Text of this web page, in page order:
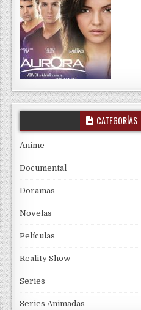
CATEGORÍAS
Anime
Documental
Doramas
Novelas
Películas
Reality Show
Series
Series Animadas